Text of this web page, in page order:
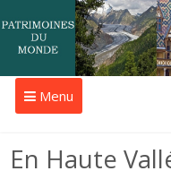
Menu
En Haute